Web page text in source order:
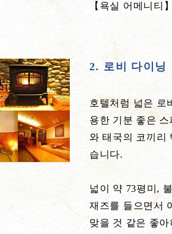
【욕실 어메니티
2. 로비 다이닝
호텔처럼 넓은 로
용한 기분 좋은
와 태국의 코끼리
습니다.
넓이 약 73평미,
재즈를 들으면서
맞을 것 같은 좋